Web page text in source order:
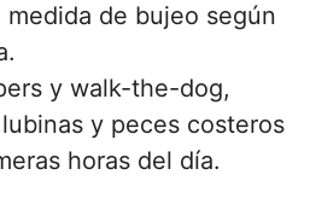
medida de bujeo según
y walk-the-dog,
y peces costeros
horas del día.